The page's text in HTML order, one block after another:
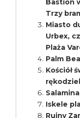
Bastion
Trzy
Miasto
Urbex,
Plaża
Palm
Kościół
Iskele
Ruiny